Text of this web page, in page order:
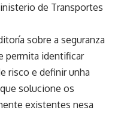
de Transportes
sobre a seguranza
permita identificar
risco e definir unha
solucione os
existentes nesa